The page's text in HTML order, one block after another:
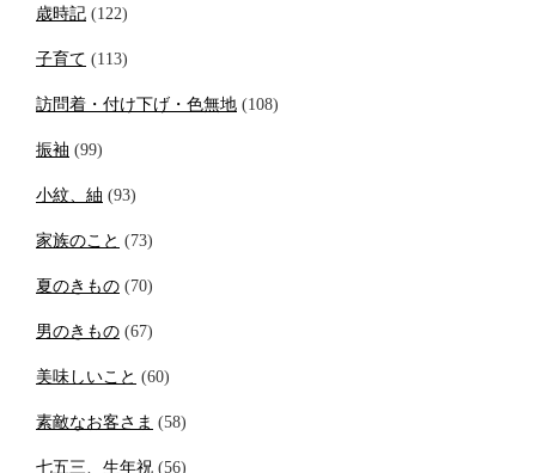
歳時記 (122)
子育て (113)
訪問着・付け下げ・色無地 (108)
振袖 (99)
小紋、紬 (93)
家族のこと (73)
夏のきもの (70)
男のきもの (67)
美味しいこと (60)
素敵なお客さま (58)
七五三、生年祝 (56)